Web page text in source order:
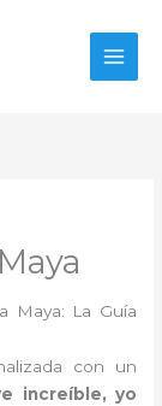
Maya: La Guía
con un
increíble, yo